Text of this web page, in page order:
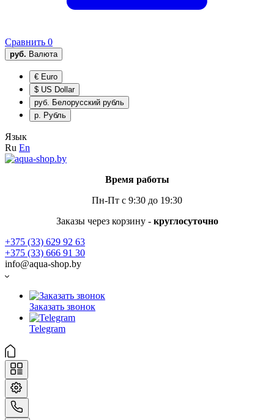
Сравнить 0
руб. Валюта
€ Euro
$ US Dollar
руб. Белорусский рубль
р. Рубль
Язык
Ru En
Время работы
Пн-Пт с 9:30 до 19:30
Заказы через корзину - круглосуточно
+375 (33) 629 92 63
+375 (33) 666 91 30
info@aqua-shop.by
Заказать звонок
Telegram